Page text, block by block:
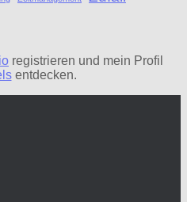
registrieren und mein Profil
entdecken.